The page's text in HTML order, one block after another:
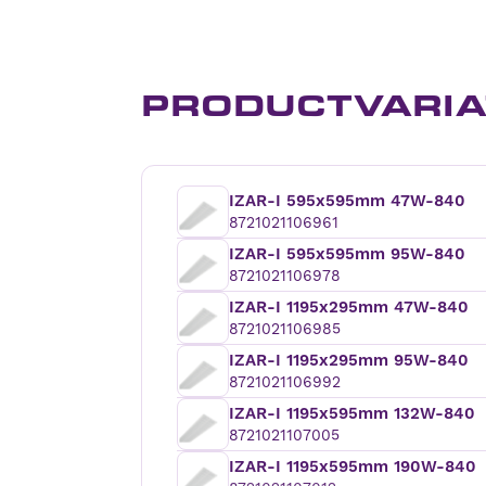
IZAR-I 595x595mm 47W-840
8721021106961
IZAR-I 595x595mm 95W-840
8721021106978
IZAR-I 1195x295mm 47W-840
8721021106985
IZAR-I 1195x295mm 95W-840
8721021106992
IZAR-I 1195x595mm 132W-840
8721021107005
IZAR-I 1195x595mm 190W-840